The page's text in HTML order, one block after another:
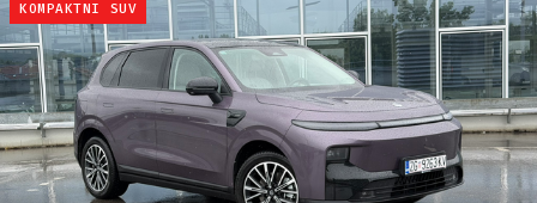
KOMPAKTNI SUV